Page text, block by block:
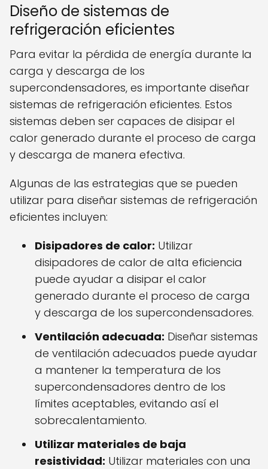
Diseño de sistemas de
refrigeración eficientes
Para evitar la pérdida de energía durante la
carga y descarga de los
supercondensadores, es importante diseñar
sistemas de refrigeración eficientes. Estos
sistemas deben ser capaces de disipar el
calor generado durante el proceso de carga
y descarga de manera efectiva.
Algunas de las estrategias que se pueden
utilizar para diseñar sistemas de refrigeración
eficientes incluyen:
Disipadores de calor: Utilizar
disipadores de calor de alta eficiencia
puede ayudar a disipar el calor
generado durante el proceso de carga
y descarga de los supercondensadores.
Ventilación adecuada: Diseñar sistemas
de ventilación adecuados puede ayudar
a mantener la temperatura de los
supercondensadores dentro de los
límites aceptables, evitando así el
sobrecalentamiento.
Utilizar materiales de baja
resistividad: Utilizar materiales con una